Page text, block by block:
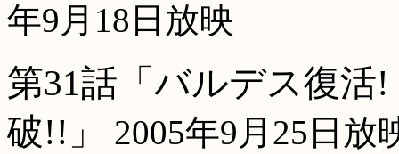
年9月18日放映
第31話「バルデス復活
破!!」
2005年9月25日放